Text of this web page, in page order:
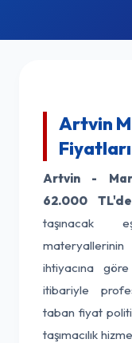
Artvin
Artvin -
62.000
taşınacak
ihtiyacına
itibariyle
taban fiyat
taşımacılık